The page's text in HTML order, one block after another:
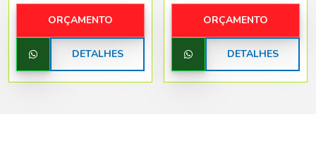
ORÇAMENTO
DETALHES
ORÇAMENTO
DETALHES